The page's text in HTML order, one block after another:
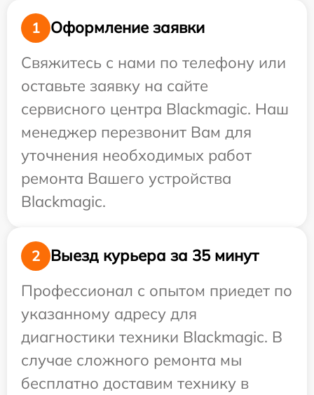
1
Оформление заявки
Свяжитесь с нами по телефону или
оставьте заявку на сайте
сервисного центра Blackmagic. Наш
менеджер перезвонит Вам для
уточнения необходимых работ
ремонта Вашего устройства
Blackmagic.
2
Выезд курьера за 35 минут
Профессионал с опытом приедет по
указанному адресу для
диагностики техники Blackmagic. В
случае сложного ремонта мы
бесплатно доставим технику в